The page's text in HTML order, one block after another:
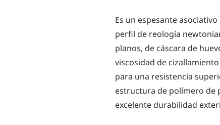
Es un espesante
perfil de reología
planos, de cáscara de
viscosidad de
para una resistencia
estructura de polímero de
excelente durabilidad